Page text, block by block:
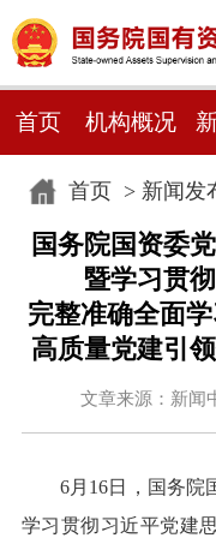
首页 机构概况
首页> 新闻发
国务院国资委
暨学习贯
完整准确全面
高质量党建引
文章来源：新
6月16日，国务院
学习贯彻习近平党建